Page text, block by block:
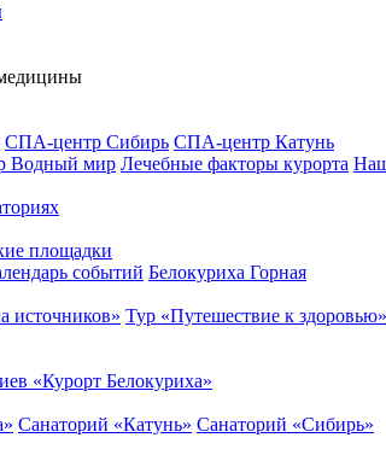
СПА-центр Сибирь СПА-центр Катунь
Водный мир Лечебные факторы курорта
площадки
событий Белокуриха Горная
источников» Тур «Путешествие к здоровью»
«Курорт Белокуриха»
Санаторий «Катунь» Санаторий «Сибирь»